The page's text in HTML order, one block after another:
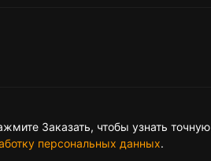
Заказать, чтобы узнать точную
персональных данных.